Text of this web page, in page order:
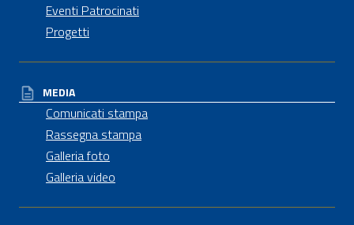
Eventi Patrocinati
Progetti
MEDIA
Comunicati stampa
Rassegna stampa
Galleria foto
Galleria video